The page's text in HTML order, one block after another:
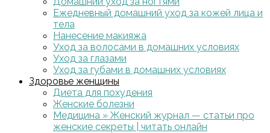
Ежедневный домашний уход за кожей лица и
тела
Нанесение макияжа
Уход за волосами в домашних условиях
Уход за глазами
Уход за губами в домашних условиях
Здоровье женщины
Диета для похудения
Женские болезни
Медицина » Женский журнал — статьи про
женские секреты | читать онлайн